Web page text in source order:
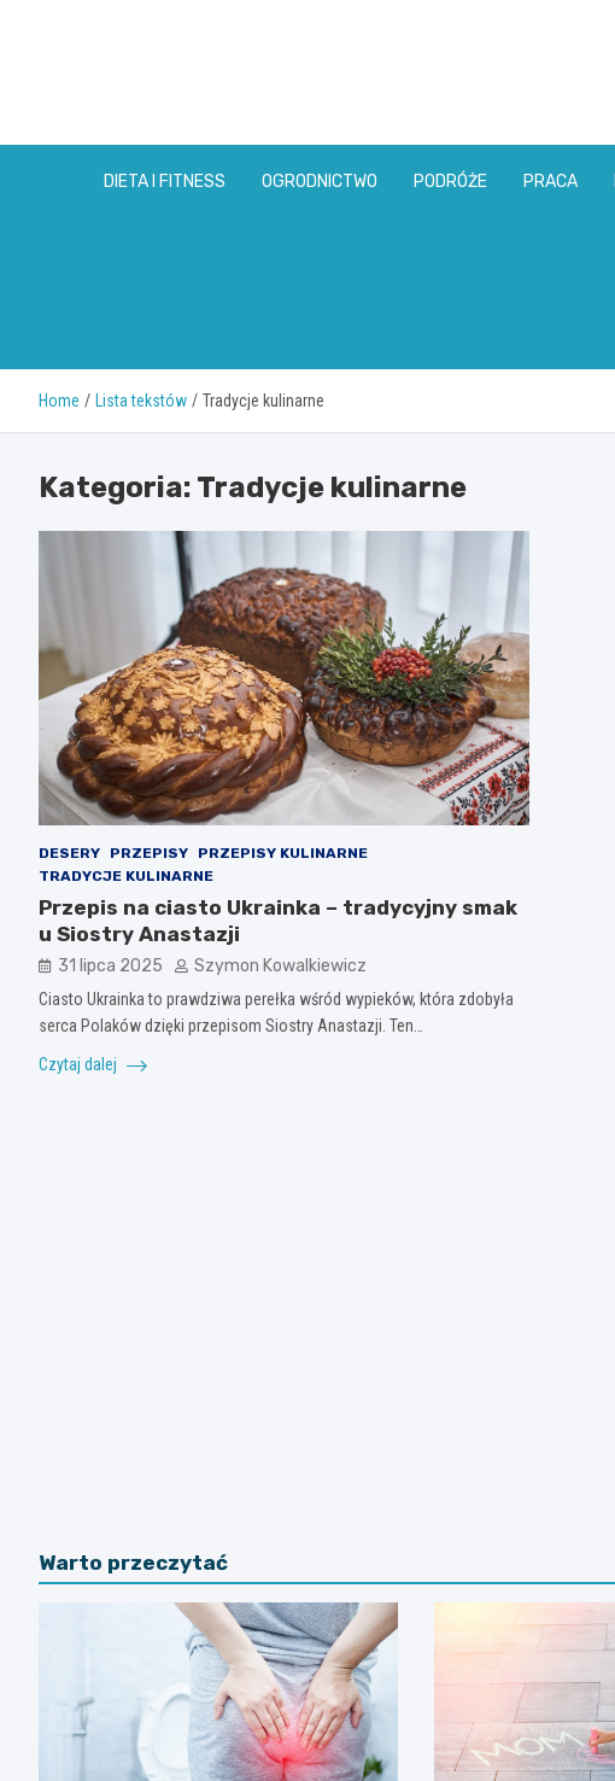
DIETA I FITNESS OGRODNICTWO PODRÓŻE PRACA
Home Lista tekstów Tradycje kulinarne
Kategoria: Tradycje kulinarne
DESERY PRZEPISY
PRZEPISY KULINARNE
TRADYCJE KULINARNE
Przepis na ciasto Ukrainka – tradycyjny smak
u Siostry Anastazji
31 lipca 2025 Szymon Kowalkiewicz
Ciasto Ukrainka to prawdziwa perełka wśród wypieków, która zdobyła
serca Polaków dzięki przepisom Siostry Anastazji. Ten…
Czytaj dalej
Warto przeczytać